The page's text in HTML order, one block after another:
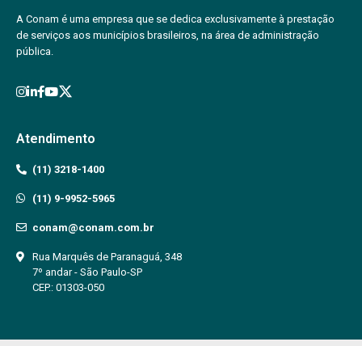
A Conam é uma empresa que se dedica exclusivamente à prestação
de serviços aos municípios brasileiros, na área de administração
pública.
Atendimento
(11) 3218-1400
(11) 9-9952-5965
conam@conam.com.br
Rua Marquês de Paranaguá, 348
7º andar - São Paulo-SP
CEP.: 01303-050